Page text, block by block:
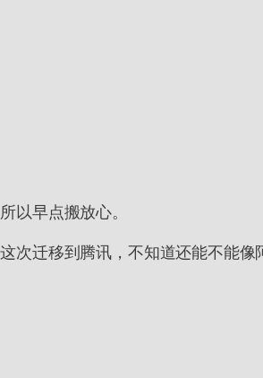
以早点搬放心。
次迁移到腾讯，不知道还能不能像